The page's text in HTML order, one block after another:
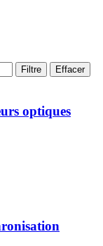
Filtre Effacer
optiques